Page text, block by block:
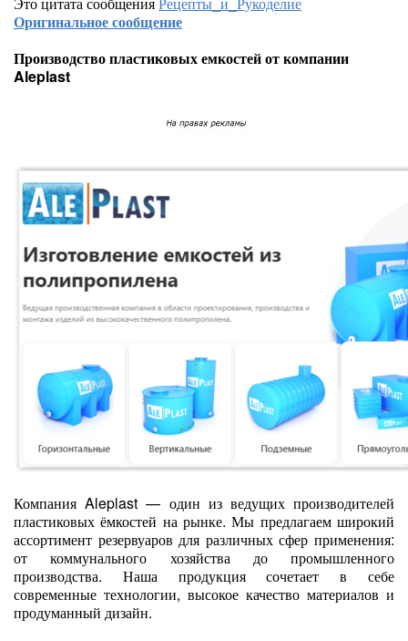
Оригинальное сообщение
Производство пластиковых емкостей от компании
Aleplast
Компания Aleplast — один из ведущих производителей
пластиковых ёмкостей на рынке. Мы предлагаем широкий
ассортимент резервуаров для различных сфер применения:
от коммунального хозяйства до промышленного
производства. Наша продукция сочетает в себе
современные технологии, высокое качество материалов и
продуманный дизайн.